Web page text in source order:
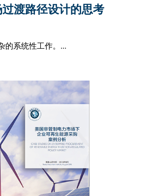
渡路径设计的思考
的系统性工作。...